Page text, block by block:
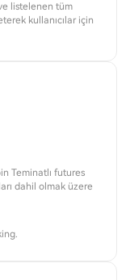
listelenen tüm
kullanıcılar için
Teminatlı futures
dahil olmak üzere